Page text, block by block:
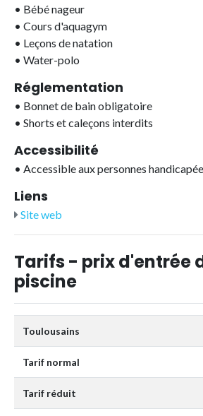
• Bébé nageur
• Cours d'aquagym
• Leçons de natation
• Water-polo
Réglementation
• Bonnet de bain obligatoire
• Shorts et caleçons interdits
Accessibilité
• Accessible aux personnes
Liens
Site web
Tarifs - prix d'entrée
piscine
Toulousains
Tarif normal
Tarif réduit